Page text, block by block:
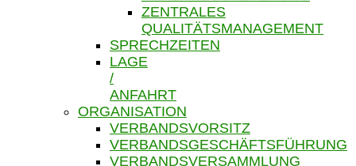
ZENTRALES
QUALITÄTSMANAGEMENT
SPRECHZEITEN
LAGE
/
ANFAHRT
ORGANISATION
VERBANDSVORSITZ
VERBANDSGESCHÄFTSFÜHRUNG
VERBANDSVERSAMMLUNG